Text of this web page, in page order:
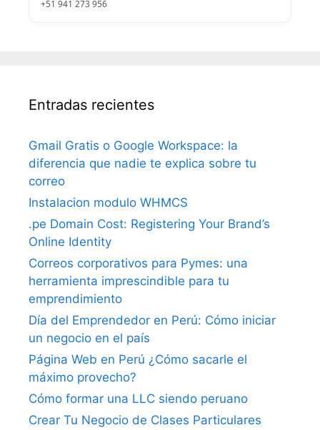
+51 941 273 956
Entradas recientes
Gmail Gratis o Google Workspace: la
diferencia que nadie te explica sobre tu
correo
Instalacion modulo WHMCS
.pe Domain Cost: Registering Your Brand’s
Online Identity
Correos corporativos para Pymes: una
herramienta imprescindible para tu
emprendimiento
Día del Emprendedor en Perú: Cómo iniciar
un negocio en el país
Página Web en Perú ¿Cómo sacarle el
máximo provecho?
Cómo formar una LLC siendo peruano
Crear Tu Negocio de Clases Particulares